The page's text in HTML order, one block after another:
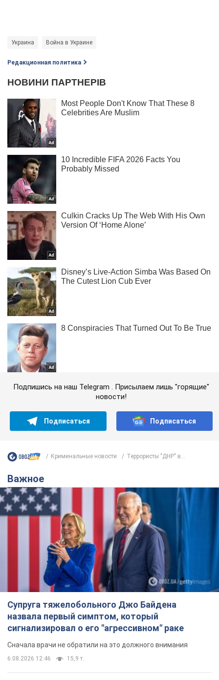
Украина Война в Украине
Редакционная политика
Подпишись на наш Telegram . Присылаем лишь "горящие"
новости!
Подписаться Подписаться
Криминальные новости Террористы "ДНР" в...
Важное
Супруга тяжелобольного Джо Байдена
назвала первый симптом, который
сигнализировал о его "агрессивном" раке
Сначала врачи не обратили на это должного внимания
6.08.2026 12:46 15,9 т.